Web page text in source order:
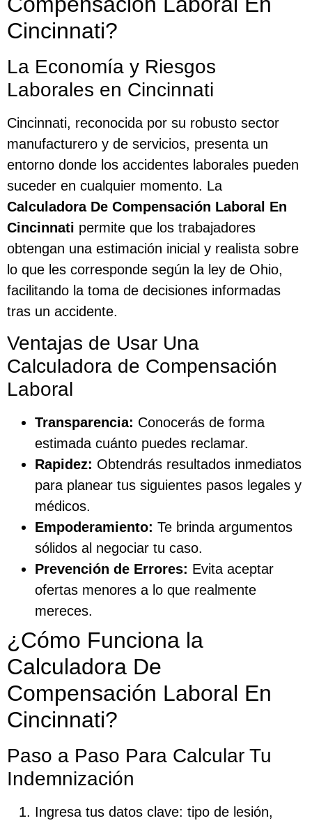
Cincinnati?
La Economía y Riesgos
Laborales en Cincinnati
Cincinnati, reconocida por su robusto sector
manufacturero y de servicios, presenta un
entorno donde los accidentes laborales pueden
suceder en cualquier momento. La
Calculadora De Compensación Laboral En
Cincinnati permite que los trabajadores
obtengan una estimación inicial y realista sobre
lo que les corresponde según la ley de Ohio,
facilitando la toma de decisiones informadas
tras un accidente.
Ventajas de Usar Una
Calculadora de Compensación
Laboral
Transparencia: Conocerás de forma
estimada cuánto puedes reclamar.
Rapidez: Obtendrás resultados inmediatos
para planear tus siguientes pasos legales y
médicos.
Empoderamiento: Te brinda argumentos
sólidos al negociar tu caso.
Prevención de Errores: Evita aceptar
ofertas menores a lo que realmente
mereces.
¿Cómo Funciona la
Calculadora De
Compensación Laboral En
Cincinnati?
Paso a Paso Para Calcular Tu
Indemnización
Ingresa tus datos clave: tipo de lesión,